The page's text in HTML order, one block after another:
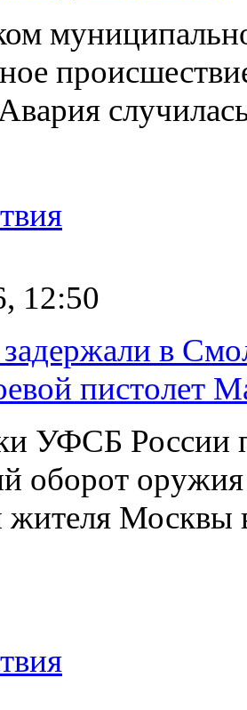
12:50
в
пистолет
УФСБ России
оборот
жителя